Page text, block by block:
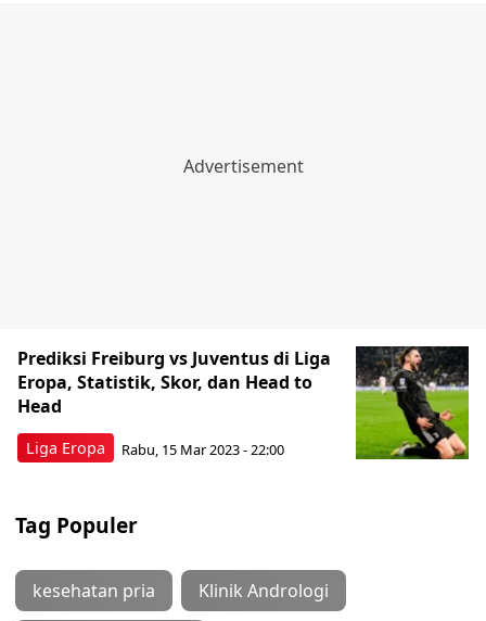
Liga Eropa
Prediksi Freiburg vs Juventus di Liga
Eropa, Statistik, Skor, dan Head to
Head
Rabu, 15 Mar 2023 - 22:00
Tag Populer
kesehatan pria Klinik Andrologi